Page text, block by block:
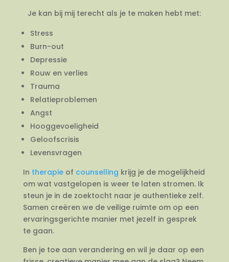
Je kan bij mij terecht als je te maken hebt met:
Stress
Burn-out
Depressie
Rouw en verlies
Trauma
Relatieproblemen
Angst
Hooggevoeligheid
Geloofscrisis
Levensvragen
In therapieof counselling krijg je de mogelijkheid
om wat vastgelopen is weer te laten stromen. Ik
steun je in de zoektocht naar je authentieke zelf.
Samen creëren we de veilige ruimte om op een
ervaringsgerichte manier met jezelf in gesprek
te gaan.
Ben je toe aan verandering en wil je daar op een